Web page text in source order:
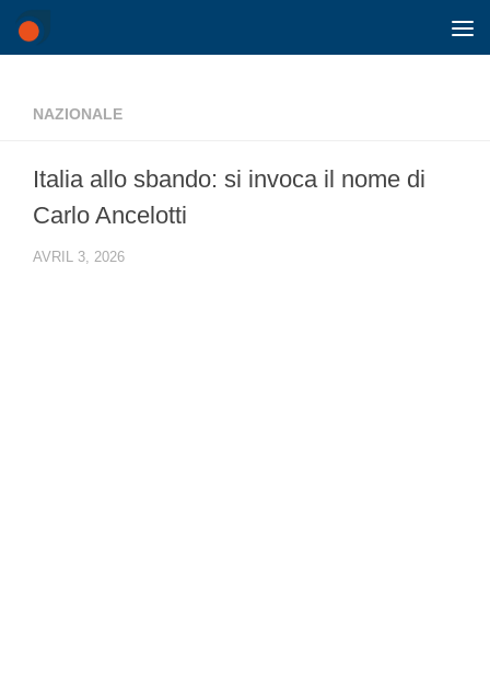
Skip to content
NAZIONALE
Italia allo sbando: si invoca il nome di
Carlo Ancelotti
AVRIL 3, 2026